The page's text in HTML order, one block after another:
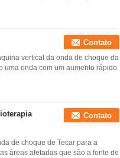
Contato
vertical da onda de choque da
uma onda com um aumento rápido
Contato
de choque de Tecar para a
áreas afetadas que são a fonte de